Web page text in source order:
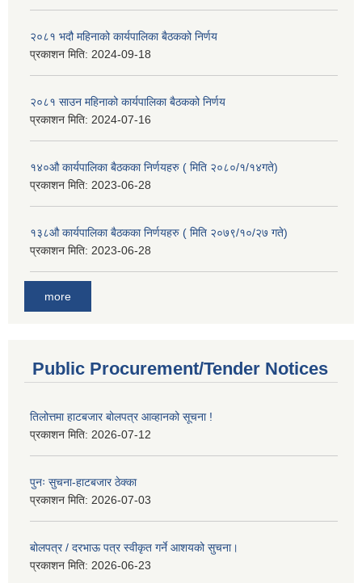
२०८१ भदौ महिनाको कार्यपालिका बैठकको निर्णय
प्रकाशन मिति: 2024-09-18
२०८१ साउन महिनाको कार्यपालिका बैठकको निर्णय
प्रकाशन मिति: 2024-07-16
१४०औ कार्यपालिका बैठकका निर्णयहरु ( मिति २०८०/१/१४गते)
प्रकाशन मिति: 2023-06-28
१३८औ कार्यपालिका बैठकका निर्णयहरु ( मिति २०७९/१०/२७ गते)
प्रकाशन मिति: 2023-06-28
more
Public Procurement/Tender Notices
तिलोत्तमा हाटबजार बोलपत्र आव्हानको सूचना !
प्रकाशन मिति: 2026-07-12
पुनः सुचना-हाटबजार ठेक्का
प्रकाशन मिति: 2026-07-03
बोलपत्र / दरभाऊ पत्र स्वीकृत गर्ने आशयको सुचना।
प्रकाशन मिति: 2026-06-23